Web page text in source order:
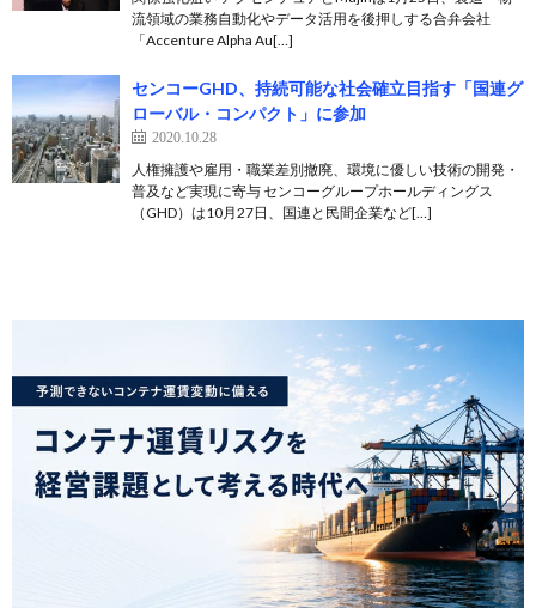
流領域の業務自動化やデータ活用を後押しする合弁会社
「Accenture Alpha Au[…]
センコーGHD、持続可能な社会確立目指す「国連グ
ローバル・コンパクト」に参加
2020.10.28
人権擁護や雇用・職業差別撤廃、環境に優しい技術の開発・
普及など実現に寄与 センコーグループホールディングス
（GHD）は10月27日、国連と民間企業など[…]